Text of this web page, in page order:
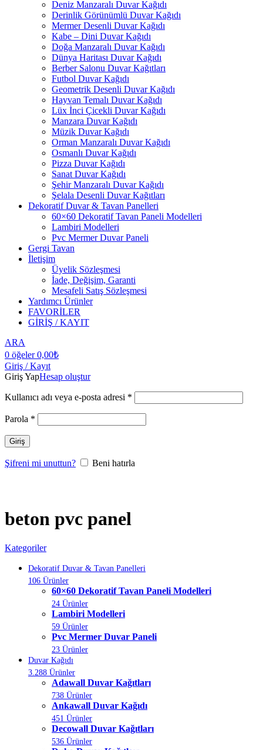
Deniz Manzaralı Duvar Kağıdı
Derinlik Görünümlü Duvar Kağıdı
Mermer Desenli Duvar Kağıdı
Kabe – Dini Duvar Kağıdı
Doğa Manzaralı Duvar Kağıdı
Dünya Haritası Duvar Kağıdı
Berber Salonu Duvar Kağıtları
Futbol Duvar Kağıdı
Geometrik Desenli Duvar Kağıdı
Hayvan Temalı Duvar Kağıdı
Lüx İnci Çicekli Duvar Kağıdı
Manzara Duvar Kağıdı
Müzik Duvar Kağıdı
Orman Manzaralı Duvar Kağıdı
Osmanlı Duvar Kağıdı
Pizza Duvar Kağıdı
Sanat Duvar Kağıdı
Şehir Manzaralı Duvar Kağıdı
Şelala Desenli Duvar Kağıtları
Dekoratif Duvar & Tavan Panelleri
60×60 Dekoratif Tavan Paneli Modelleri
Lambiri Modelleri
Pvc Mermer Duvar Paneli
Gergi Tavan
İletişim
Üyelik Sözleşmesi
İade, Değişim, Garanti
Mesafeli Satış Sözleşmesi
Yardımcı Ürünler
FAVORİLER
GİRİŞ / KAYIT
ARA
0 öğeler 0,00₺
Giriş / Kayıt
Giriş YapHesap oluştur
Kullanıcı adı veya e-posta adresi *
Parola *
Giriş
Şifreni mi unuttun? Beni hatırla
beton pvc panel
Kategoriler
Dekoratif Duvar & Tavan Panelleri
106 Ürünler
60×60 Dekoratif Tavan Paneli Modelleri
24 Ürünler
Lambiri Modelleri
59 Ürünler
Pvc Mermer Duvar Paneli
23 Ürünler
Duvar Kağıdı
3.288 Ürünler
Adawall Duvar Kağıtları
738 Ürünler
Ankawall Duvar Kağıdı
451 Ürünler
Decowall Duvar Kağıtları
536 Ürünler